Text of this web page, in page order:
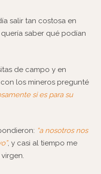
salir tan costosa en
saber qué podían
de campo y en
los mineros pregunté
si es para su
“a nosotros nos
, y casi al tiempo me
.